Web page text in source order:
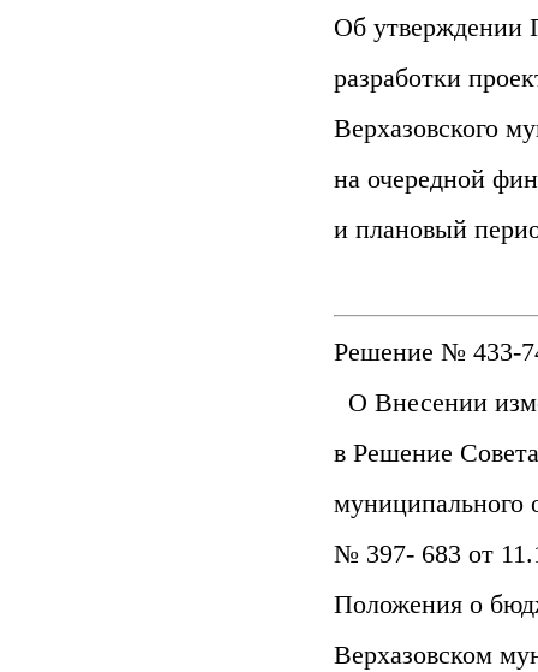
Об утверждении
разработки
Верхазовского
на очередной
и плановый
Решение № 433-
О Внесении
в Решение
муниципального
№ 397- 683 от
Положения о
Верхазовском